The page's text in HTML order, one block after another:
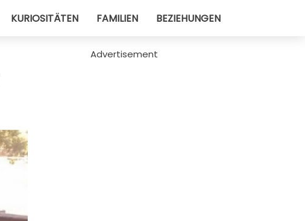
KURIOSITÄTEN FAMILIEN BEZIEHUNGEN
Advertisement